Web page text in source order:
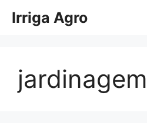
paraIrriga Agro
jardinagem